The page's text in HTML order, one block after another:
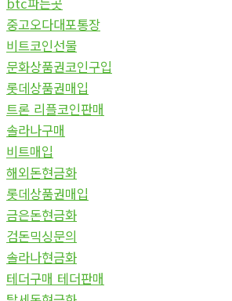
중고오다대포통장
비트코인선물
문화상품권코인구입
롯데상품권매입
트론 리플코인판매
솔라나구매
비트매입
해외돈현금화
롯데상품권매입
금은돈현금화
검돈믹싱문의
솔라나현금화
테더구매 테더판매